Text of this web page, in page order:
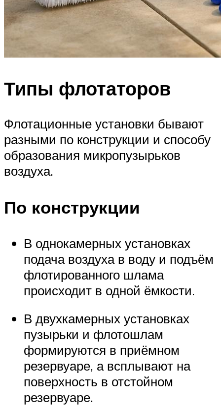
Типы флотаторов
Флотационные установки бывают
разными по конструкции и способу
образования микропузырьков
воздуха.
По конструкции
В однокамерных установках
подача воздуха в воду и подъём
флотированного шлама
происходит в одной ёмкости.
В двухкамерных установках
пузырьки и флотошлам
формируются в приёмном
резервуаре, а всплывают на
поверхность в отстойном
резервуаре.